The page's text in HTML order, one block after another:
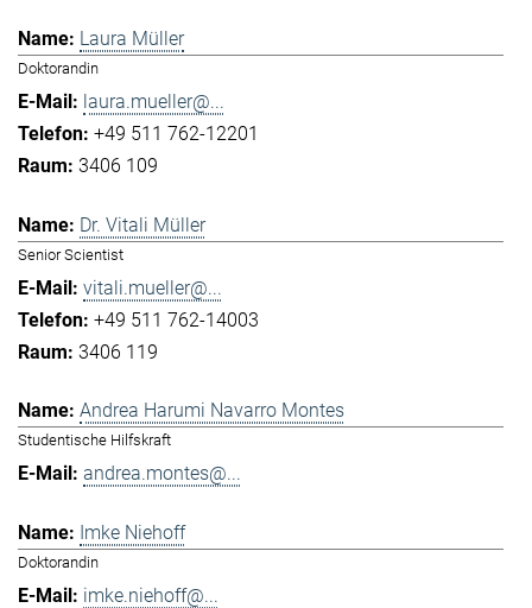
Laura Müller
Doktorandin
laura.mueller@...
+49 511 762-12201
3406 109
Dr. Vitali Müller
Senior Scientist
vitali.mueller@...
+49 511 762-14003
3406 119
Andrea Harumi Navarro Montes
Studentische Hilfskraft
andrea.montes@...
Imke Niehoff
Doktorandin
imke.niehoff@...